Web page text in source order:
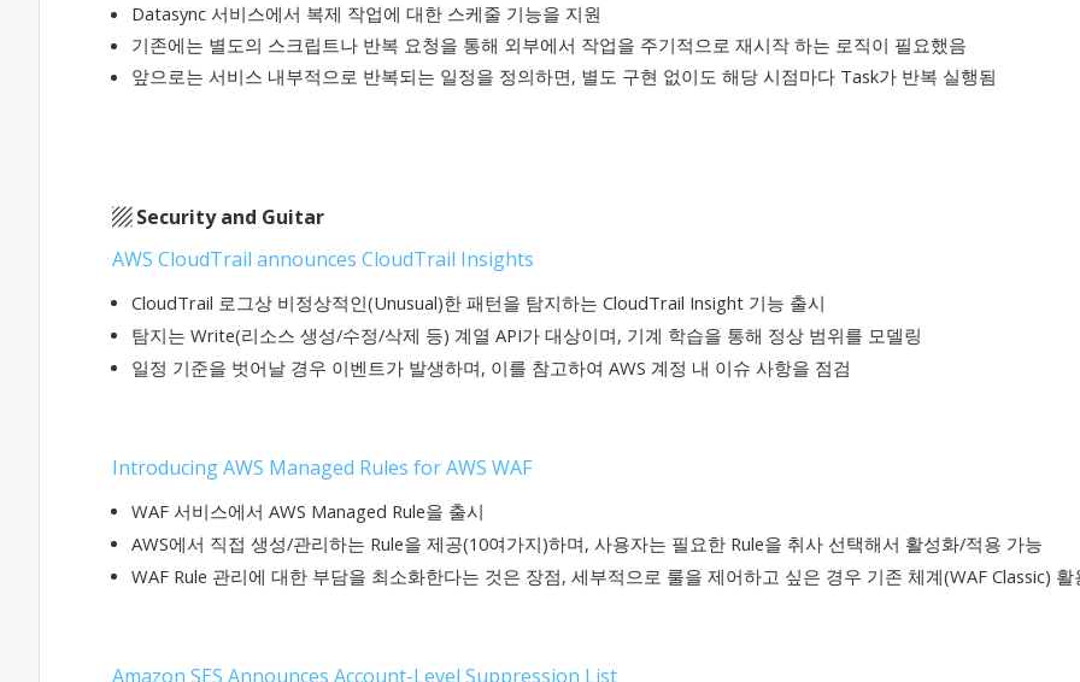
Datasync 서비스에서 복제 작업에 대한 스케줄 기능을 지원
기존에는 별도의 스크립트나 반복 요청을 통해 외부에서 작업을 주기적으로 재시작 하는 로직이 필요했음
앞으로는 서비스 내부적으로 반복되는 일정을 정의하면, 별도 구현 없이도 해당 시점마다 Task가 반복 실행됨​
▨​ Security and Guitar
AWS CloudTrail announces CloudTrail Insights
CloudTrail 로그상 비정상적인(Unusual)한 패턴을 탐지하는 CloudTrail Insight 기능 출시
탐지는 Write(리소스 생성/수정/삭제 등) 계열 API가 대상이며, 기계 학습을 통해 정상 범위를 모델링
일정 기준을 벗어날 경우 이벤트가 발생하며, 이를 참고하여 AWS 계정 내 이슈 사항을 점검
Introducing AWS Managed Rules for AWS WAF
WAF 서비스에서 AWS Managed Rule을 출시
AWS에서 직접 생성/관리하는 Rule을 제공(10여가지)하며, 사용자는 필요한 Rule을 취사 선택해서 활성화/적용 가능
WAF Rule 관리에 대한 부담을 최소화한다는 것은 장점, 세부적으로 룰을 제어하고 싶은 경우 기존 체계(WAF Classic) 활
Amazon SES Announces Account-Level Suppression List